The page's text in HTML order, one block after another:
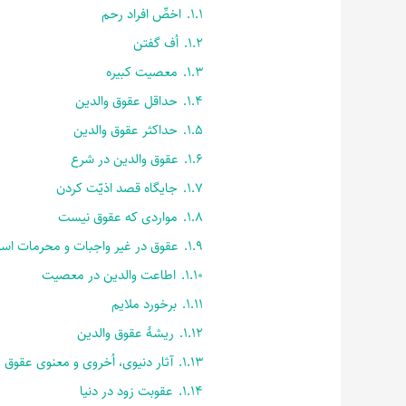
1.1. اخصِّ افراد رحم
1.2. اُف گفتن
1.3. معصیت کبیره
1.4. حداقل عقوق والدین
1.5. حداکثر عقوق والدین
1.6. عقوق والدین در شرع
1.7. جایگاه قصد اذیّت کردن
1.8. مواردی که عقوق نیست
1.9. عقوق در غیر واجبات و محرمات
1.10. اطاعت والدین در معصیت
1.11. برخورد ملایم
1.12. ریشۀ عقوق والدین
1.13. آثار دنیوی، اُخروی و معنوی عقوق
1.14. عقوبت زود در دنیا